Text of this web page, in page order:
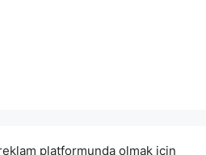
platformunda olmak için